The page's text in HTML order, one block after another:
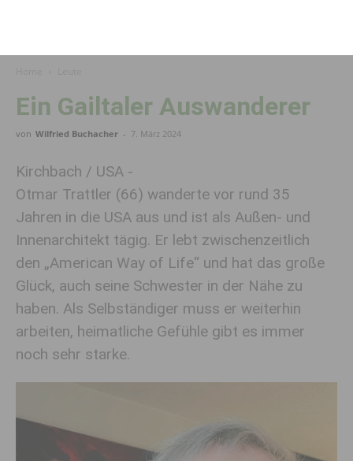
Ein Gailtaler Auswanderer
von Wilfried Buchacher - 7. März 2024
Kirchbach / USA -
Otmar Trattler (66) wanderte vor rund 35
Jahren in die USA aus und ist als Außen- und
Innenarchitekt tägig. Er lebt zwischenzeitlich
den „American Way of Life“ und hat das große
Glück, auch seine Schwester in der Nähe zu
haben. Als Selbständiger muss er weiterhin
arbeiten, heimatliche Gefühle gibt es immer
noch sehr starke.